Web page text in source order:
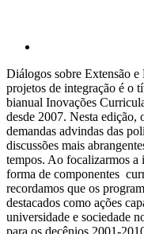
Diálogos sobre Extensão e
projetos de integração é o
bianual Inovações
desde 2007. Nesta
demandas advindas das
discussões mais
tempos. Ao focalizarmos a
forma de componentes
recordamos que os
destacados como ações
universidade e sociedade
para os decênios 2001-